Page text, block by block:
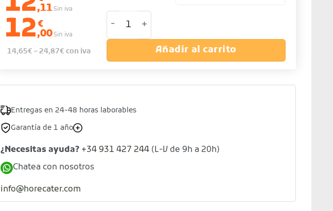
,11Sin iva
12€
,00Sin iva
14,65€ –24,87€ con iva
Colador chino de acero inoxidable 18/10 cantidad
Añadir al carrito
Entregas en 24-48 horas laborables
Garantía de 1 año
¿Necesitas ayuda? +34 931 427 244 (L-V de 9h a 20h)
Chatea con nosotros
info@horecater.com